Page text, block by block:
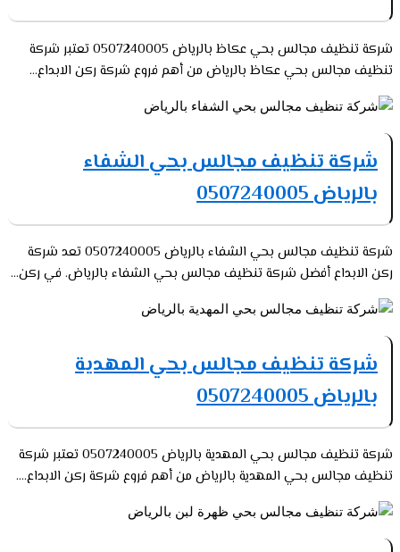
شركة تنظيف مجالس بحي عكاظ بالرياض 0507240005 تعتبر شركة
تنظيف مجالس بحي عكاظ بالرياض من أهم فروع شركة ركن الابداع...
شركة تنظيف مجالس بحي الشفاء
بالرياض 0507240005
شركة تنظيف مجالس بحي الشفاء بالرياض 0507240005 تعد شركة
ركن الابداع أفضل شركة تنظيف مجالس بحي الشفاء بالرياض. في ركن...
شركة تنظيف مجالس بحي المهدية
بالرياض 0507240005
شركة تنظيف مجالس بحي المهدية بالرياض 0507240005 تعتبر شركة
تنظيف مجالس بحي المهدية بالرياض من أهم فروع شركة ركن الابداع....